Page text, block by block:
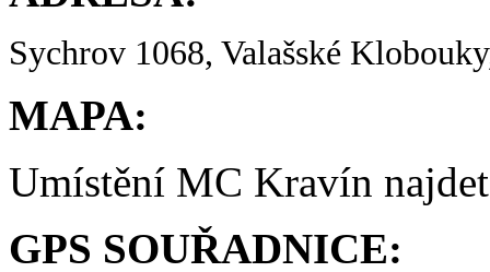
Sychrov 1068, Valašské
MAPA:
Umístění MC Kravín
GPS SOUŘADNICE: